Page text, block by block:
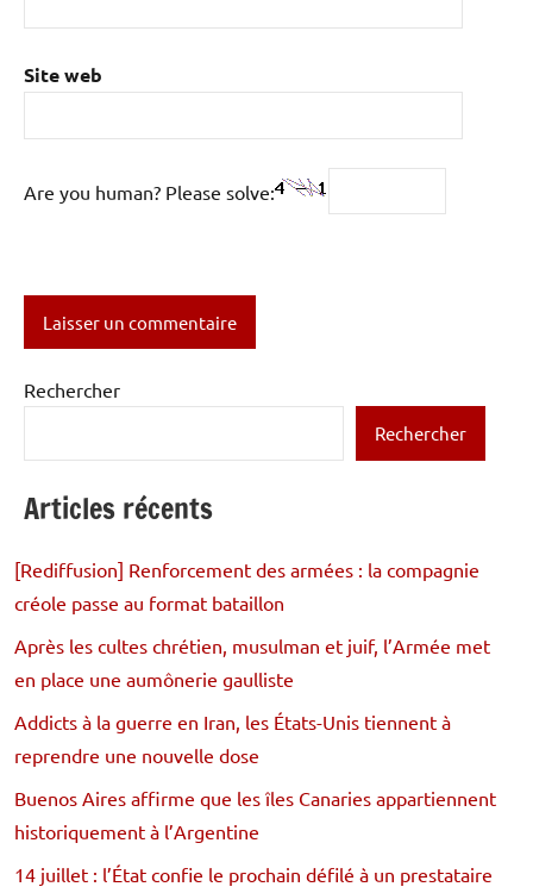
Site web
Are you human? Please solve:
Rechercher
Rechercher
Articles récents
[Rediffusion] Renforcement des armées : la compagnie
créole passe au format bataillon
Après les cultes chrétien, musulman et juif, l’Armée met
en place une aumônerie gaulliste
Addicts à la guerre en Iran, les États-Unis tiennent à
reprendre une nouvelle dose
Buenos Aires affirme que les îles Canaries appartiennent
historiquement à l’Argentine
14 juillet : l’État confie le prochain défilé à un prestataire